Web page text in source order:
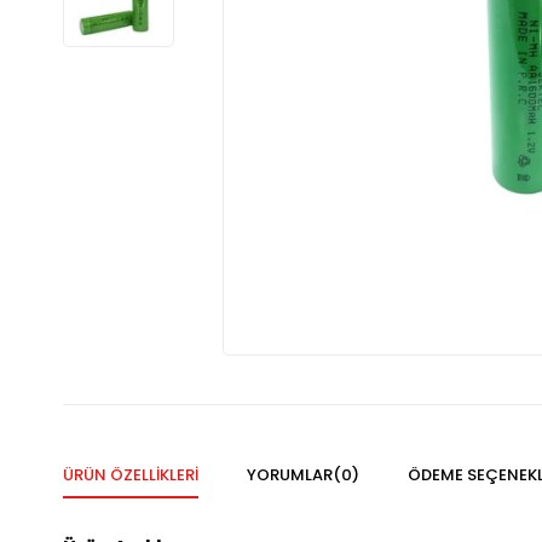
ÜRÜN ÖZELLIKLERI YORUMLAR(0) ÖDEME